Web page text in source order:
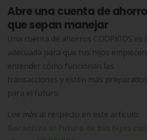
Abre una cuenta de
que sepan manejar
Una cuenta de ahorros COOPKIDS es
adecuada para que tus hijos
entender cómo funcionan las
transacciones y estén más preparados
para el futuro.
Lee más al respecto en este artículo: